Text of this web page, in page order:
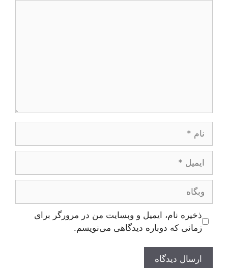
وبگاه
ذخیره نام، ایمیل و وبسایت من در مرورگر برای
زمانی که دوباره دیدگاهی می‌نویسم.